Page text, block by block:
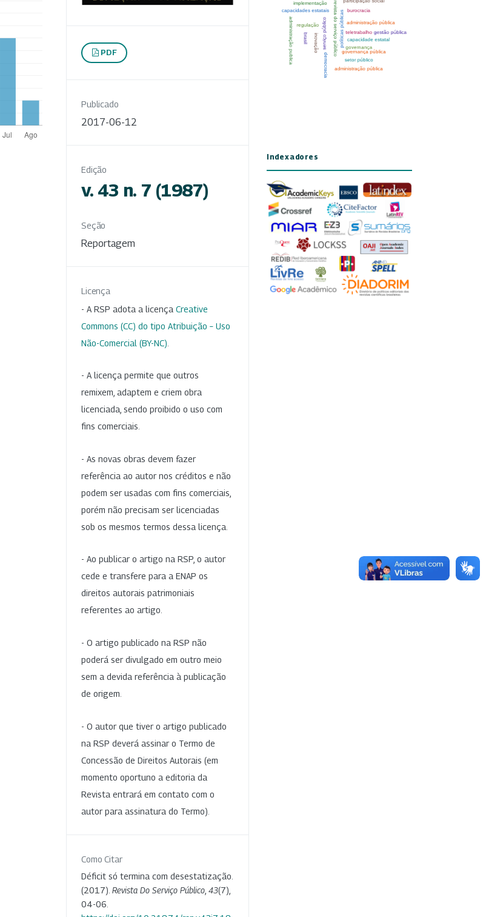
PDF
Publicado
2017-06-12
Edição
v. 43 n. 7 (1987)
Seção
Reportagem
Licença
- A RSP adota a licença Creative
Commons (CC) do tipo Atribuição – Uso
Não-Comercial (BY-NC)
- A licença permite que outros
remixem, adaptem e criem obra
licenciada, sendo proibido o uso com
fins comerciais.
- As novas obras devem fazer
referência ao autor nos créditos e não
podem ser usadas com fins comerciais,
porém não precisam ser licenciadas
sob os mesmos termos dessa licença.
- Ao publicar o artigo na RSP, o autor
cede e transfere para a ENAP os
direitos autorais patrimoniais
referentes ao artigo.
- O artigo publicado na RSP não
poderá ser divulgado em outro meio
sem a devida referência à publicação
de origem.
- O autor que tiver o artigo publicado
na RSP deverá assinar o Termo de
Concessão de Direitos Autorais (em
momento oportuno a editoria da
Revista entrará em contato com o
autor para assinatura do Termo).
Como Citar
Déficit só termina com desestatização.
(2017). Revista Do Serviço Público 43(7),
04-06.
Indexadores